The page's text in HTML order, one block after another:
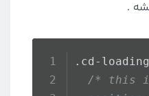
.
.cd-
/* this